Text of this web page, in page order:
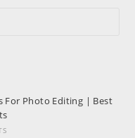
For Photo Editing | Best